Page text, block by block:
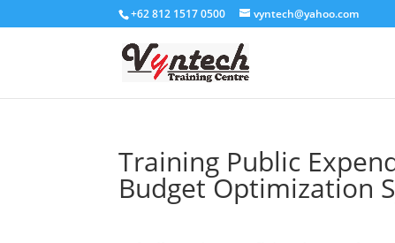
+62 812 1517 0500 vyntech@yahoo.com
Training Public
Budget Optimization